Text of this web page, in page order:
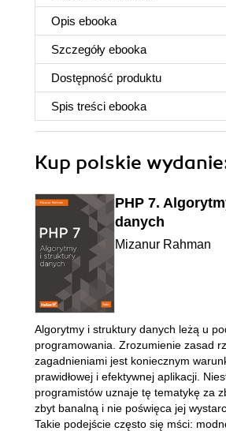
Opis ebooka
Szczegóły ebooka
Dostępność produktu
Spis treści ebooka
Kup polskie
PHP 7.
danych
Mizanur Rahman
Algorytmy i struktury danych leżą u
programowania. Zrozumienie zasad
zagadnieniami jest koniecznym
prawidłowej i efektywnej aplikacji.
programistów uznaje tę tematykę za
zbyt banalną i nie poświęca jej
Takie podejście często się mści: